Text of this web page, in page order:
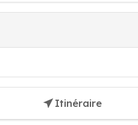
Itinéraire